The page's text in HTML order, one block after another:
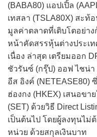
(BABA80) แอปเปิ้ล
เทสลา (TSLA80X) สะ
มูลค่าตลาดที่เติบโตอย่า
หน้าคัดสรรหุ้นต่างประเ
เนื่อง ล่าสุด เตรียมออก
ชัวรันซ์ (กรุ๊ป) ออฟ ไชน่า
อีส อิงค์ (NETEASE80)
ฮ่องกง (HKEX) เสนอข
(SET) ด้วยวิธี Direct
เป็นต้นไป โดยผู้ลงทุนไม่
หน่วย ด้วยสกุลเงินบาท